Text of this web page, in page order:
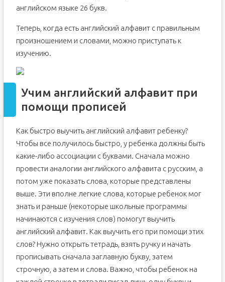
английском языке 26 букв.
Теперь, когда есть английский алфавит с правильным
произношением и словами, можно приступать к
изучению.
Учим английский алфавит при
помощи прописей
Как быстро выучить английский алфавит ребенку?
Чтобы все получилось быстро, у ребенка должны быть
какие-либо ассоциации с буквами. Сначала можно
провести аналогии английского алфавита с русским, а
потом уже показать слова, которые представлены
выше. Эти вполне легкие слова, которые ребенок мог
знать и раньше (некоторые школьные программы
начинаются с изучения слов) помогут выучить
английский алфавит. Как выучить его при помощи этих
слов? Нужно открыть тетрадь, взять ручку и начать
прописывать сначала заглавную букву, затем
строчную, а затем и слова. Важно, чтобы ребенок на